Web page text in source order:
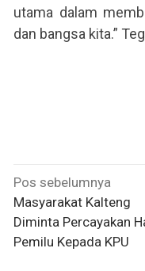
utama dalam
dan bangsa kita.”
Navigasi
pos
Pos sebelumnya
Masyarakat Kalteng
Diminta Percayakan
Pemilu Kepada KPU